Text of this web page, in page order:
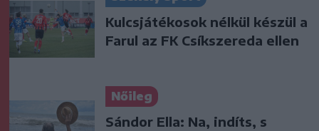
Kulcsjátékosok nélkül készül a
Farul az FK Csíkszereda ellen
Nőileg
Sándor Ella: Na, indíts, s